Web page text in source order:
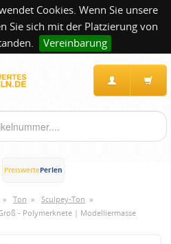
Cookies. Wenn Sie unsere
Sie sich mit der Platzierung von
Vereinbarung
PreiswertePerlen
» Ton » Sculpey-Ton »
- Polymerknete | Modelliermasse